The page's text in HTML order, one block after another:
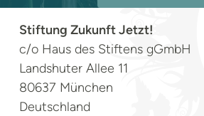
Foto: Mathyas Kurmann
Stiftung Zukunft Jetzt!
c/o Haus des Stiftens gGmbH
Landshuter Allee 11
80637 München
Deutschland